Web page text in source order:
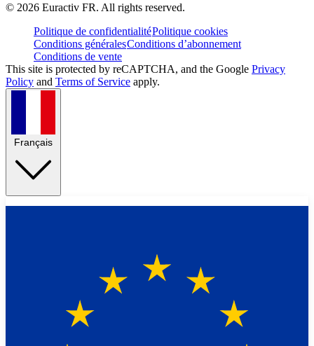
© 2026 Euractiv FR. All rights reserved.
Politique de confidentialitéPolitique cookies
Conditions généralesConditions d’abonnement
Conditions de vente
This site is protected by reCAPTCHA, and the Google Privacy
Policy and Terms of Service apply.
Français